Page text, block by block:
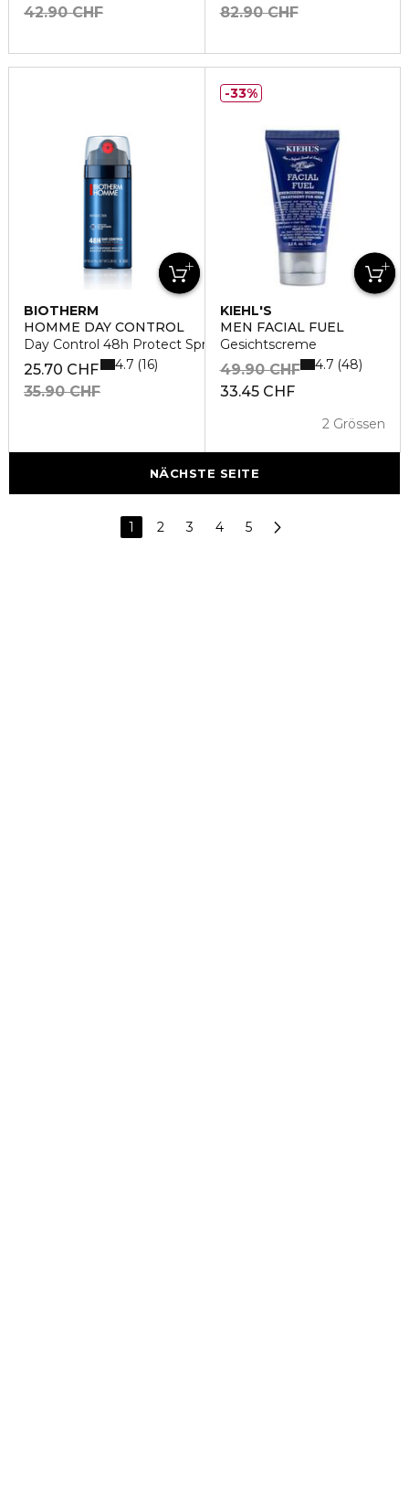
42.90 CHF
82.90 CHF
BIOTHERM
HOMME DAY CONTROL
Day Control 48h Protect Spray
25.70 CHF
35.90 CHF
4.7 16
KIEHL'S
MEN FACIAL FUEL
Gesichtscreme
33.45 CHF
49.90 CHF
2 Grössen
4.7 48
33%
NÄCHSTE SEITE
1 2 3 4 5